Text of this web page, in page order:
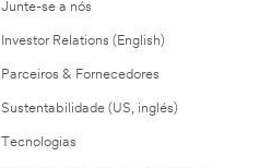
Junte-se a nós
Investor Relations (English)
Parceiros & Fornecedores
Sustentabilidade (US, inglés)
Tecnologias